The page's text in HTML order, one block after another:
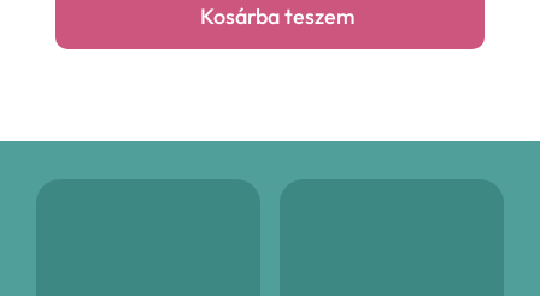
Kosárba teszem